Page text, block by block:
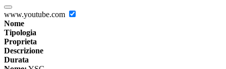
www.youtube.com
Nome
Tipologia
Proprieta
Descrizione
Durata